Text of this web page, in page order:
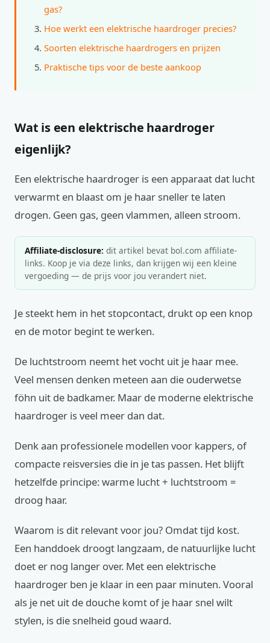
gas?
Hoe werkt een elektrische haardroger precies?
Soorten elektrische haardrogers en prijzen
Praktische tips voor de beste aankoop
Wat is een elektrische haardroger
eigenlijk?
Een elektrische haardroger is een apparaat dat lucht
verwarmt en blaast om je haar sneller te laten
drogen. Geen gas, geen vlammen, alleen stroom.
Affiliate-disclosure: dit artikel bevat bol.com affiliate-
links. Koop je via deze links, dan krijgen wij een kleine
vergoeding — de prijs voor jou verandert niet.
Je steekt hem in het stopcontact, drukt op een knop
en de motor begint te werken.
De luchtstroom neemt het vocht uit je haar mee.
Veel mensen denken meteen aan die ouderwetse
föhn uit de badkamer. Maar de moderne elektrische
haardroger is veel meer dan dat.
Denk aan professionele modellen voor kappers, of
compacte reisversies die in je tas passen. Het blijft
hetzelfde principe: warme lucht + luchtstroom =
droog haar.
Waarom is dit relevant voor jou? Omdat tijd kost.
Een handdoek droogt langzaam, de natuurlijke lucht
doet er nog langer over. Met een elektrische
haardroger ben je klaar in een paar minuten. Vooral
als je net uit de douche komt of je haar snel wilt
stylen, is die snelheid goud waard.